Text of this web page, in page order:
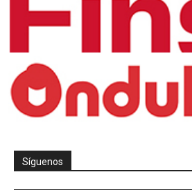
Síguenos